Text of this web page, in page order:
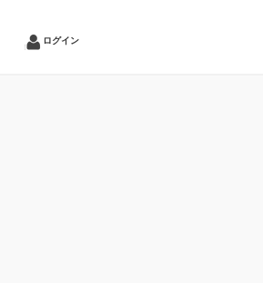
ログイン